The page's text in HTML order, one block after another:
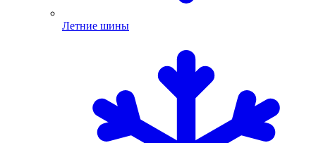
Летние шины